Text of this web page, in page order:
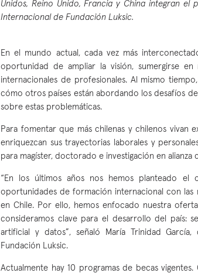
Unidos, Reino Unido, Francia y China integran
Internacional de Fundación Luksic.
En el mundo actual, cada vez más
oportunidad de ampliar la visión, sumergirse
internacionales de profesionales. Al mismo
cómo otros países están abordando los desafíos
sobre estas problemáticas.
Para fomentar que más chilenas y chilenos vivan
enriquezcan sus trayectorias laborales y
para magíster, doctorado e investigación en alianza
“En los últimos años nos hemos planteado
oportunidades de formación internacional con las
en Chile. Por ello, hemos enfocado nuestra
consideramos clave para el desarrollo del país:
artificial y datos”, señaló María Trinidad
Fundación Luksic.
Actualmente hay 10 programas de becas